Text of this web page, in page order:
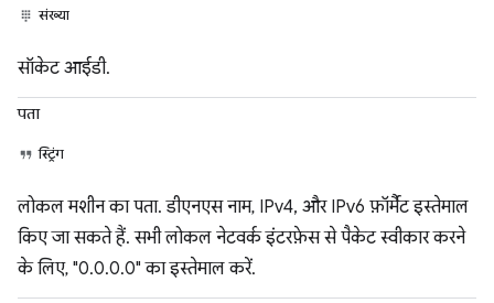
संख्या
सॉकेट आईडी.
पता
स्ट्रिंग
लोकल मशीन का पता. डीएनएस नाम, IPv4, और IPv6 फ़ॉर्मैट इस्तेमाल
किए जा सकते हैं. सभी लोकल नेटवर्क इंटरफ़ेस से पैकेट स्वीकार करने
के लिए, "0.0.0.0" का इस्तेमाल करें.